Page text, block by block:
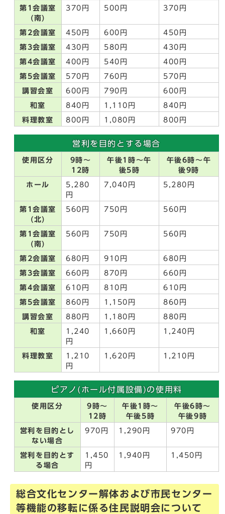
第1会議室
(南)
370円 500円 370円
第2会議室 450円 600円 450円
第3会議室 430円 580円 430円
第4会議室 400円 540円 400円
第5会議室 570円 760円 570円
講習会室 600円 790円 600円
和室 840円 1,110円 840円
料理教室 800円 1,080円 800円
営利を目的とする場合
使用区分
9時～
12時
午後1時～午
後5時
午後6時～午
後9時
ホール
5,280
円
7,040円 5,280円
第1会議室
(北)
560円 750円 560円
第1会議室
(南)
560円 750円 560円
第2会議室 680円 910円 680円
第3会議室 660円 870円 660円
第4会議室 610円 810円 610円
第5会議室 860円 1,150円 860円
講習会室 880円 1,180円 880円
和室
1,240
円
1,660円 1,240円
料理教室
1,210
円
1,620円 1,210円
ピアノ(ホール付属設備)の使用料
使用区分
9時～
12時
午後1時～
午後5時
午後6時～
午後9時
営利を目的とし
ない場合
970円 1,290円 970円
営利を目的とす
る場合
1,450
円
1,940円 1,450円
総合文化センター解体および市民センター
等機能の移転に係る住民説明会について